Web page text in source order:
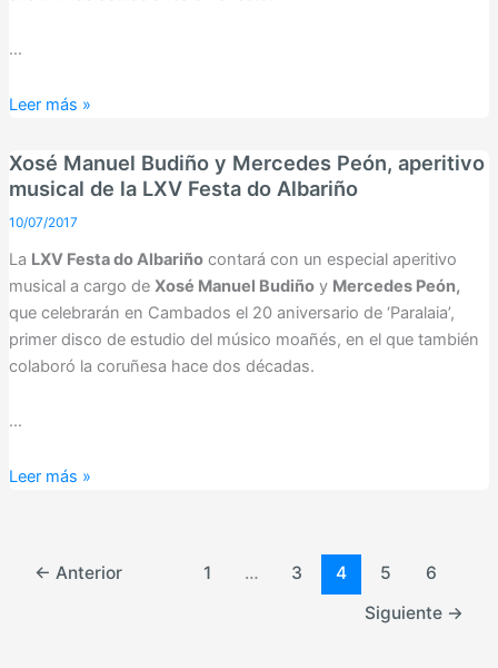
…
Kepa
será
el
inaugurar
los
conciertos
de
la
do
2018
Leer más »
Xosé Manuel Budiño y Mercedes Peón, aperitivo
musical de la LXV Festa do Albariño
10/07/2017
La LXV Festa do Albariñocontará con un especial aperitivo
musical a cargo de Xosé Manuel Budiñoy Mercedes Peón,
que celebrarán en Cambados el 20 aniversario de ‘Paralaia’,
primer disco de estudio del músico moañés, en el que también
colaboró la coruñesa hace dos décadas.
…
Xosé
Mercedes
Leer más »
← Anterior 1 … 3 4 5
6
Siguiente →